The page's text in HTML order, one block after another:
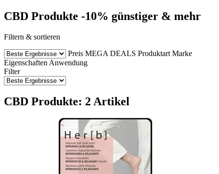
CBD Produkte -10% günstiger & mehr
Filtern & sortieren
Preis MEGA DEALS Produktart Marke
Eigenschaften Anwendung
Filter
CBD Produkte: 2 Artikel